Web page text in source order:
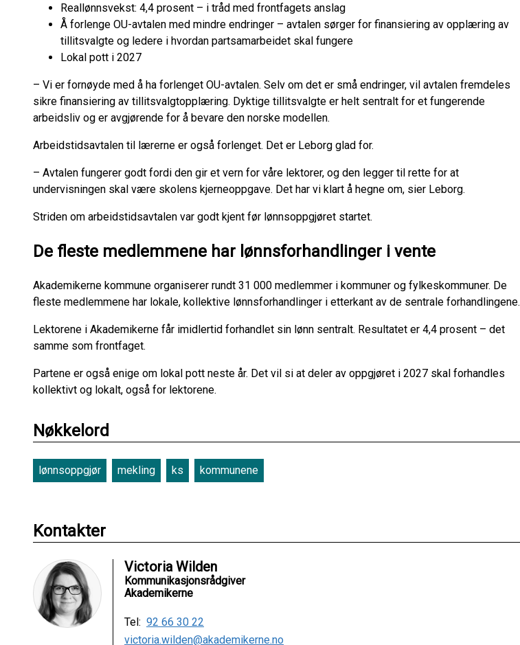
Reallønnsvekst: 4,4 prosent – i tråd med frontfagets anslag
Å forlenge OU-avtalen med mindre endringer – avtalen sørger for finansiering av opplæring av
tillitsvalgte og ledere i hvordan partsamarbeidet skal fungere
Lokal pott i 2027
– Vi er fornøyde med å ha forlenget OU-avtalen. Selv om det er små endringer, vil avtalen fremdeles
sikre finansiering av tillitsvalgtopplæring. Dyktige tillitsvalgte er helt sentralt for et fungerende
arbeidsliv og er avgjørende for å bevare den norske modellen.
Arbeidstidsavtalen til lærerne er også forlenget. Det er Leborg glad for.
– Avtalen fungerer godt fordi den gir et vern for våre lektorer, og den legger til rette for at
undervisningen skal være skolens kjerneoppgave. Det har vi klart å hegne om, sier Leborg.
Striden om arbeidstidsavtalen var godt kjent før lønnsoppgjøret startet.
De fleste medlemmene har lønnsforhandlinger i vente
Akademikerne kommune organiserer rundt 31 000 medlemmer i kommuner og fylkeskommuner. De
fleste medlemmene har lokale, kollektive lønnsforhandlinger i etterkant av de sentrale forhandlingene.
Lektorene i Akademikerne får imidlertid forhandlet sin lønn sentralt. Resultatet er 4,4 prosent – det
samme som frontfaget.
Partene er også enige om lokal pott neste år. Det vil si at deler av oppgjøret i 2027 skal forhandles
kollektivt og lokalt, også for lektorene.
Nøkkelord
lønnsoppgjør mekling ks kommunene
Kontakter
Victoria Wilden
Kommunikasjonsrådgiver
Akademikerne
Tel: 92 66 30 22
victoria.wilden@akademikerne.no